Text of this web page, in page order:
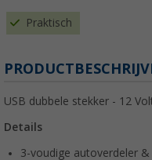
Praktisch
USB dubbele stekker - 12
Details
3-voudige autoverdeler